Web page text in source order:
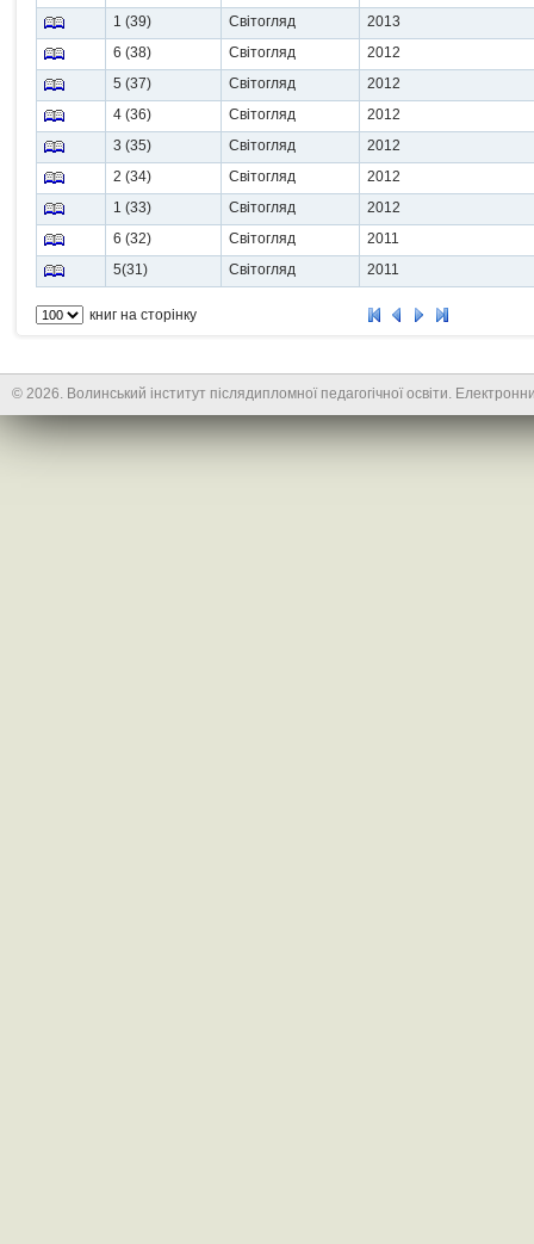
1 (39)
Світогляд
2013
6 (38)
Світогляд
2012
5 (37)
Світогляд
2012
4 (36)
Світогляд
2012
3 (35)
Світогляд
2012
2 (34)
Світогляд
2012
1 (33)
Світогляд
2012
6 (32)
Світогляд
2011
5(31)
Світогляд 2011
книг на сторінку
© 2026. Волинський інститут післядипломної педагогічної освіти.